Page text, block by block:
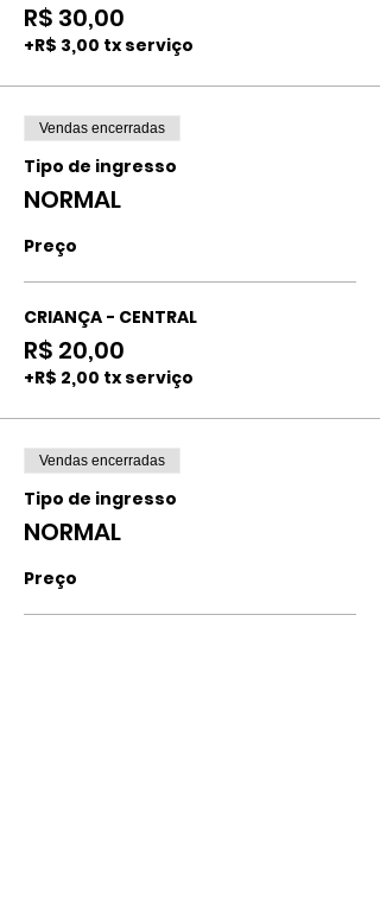
R$ 30,00
+R$ 3,00 tx serviço
Vendas encerradas
Tipo de ingresso
NORMAL
Preço
CRIANÇA - CENTRAL
R$ 20,00
+R$ 2,00 tx serviço
Vendas encerradas
Tipo de ingresso
NORMAL
Preço